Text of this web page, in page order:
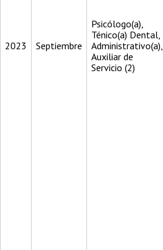
2023 Septiembre
Psicólogo(a),
Ténico(a) Dental,
Administrativo(a),
Auxiliar de
Servicio (2)